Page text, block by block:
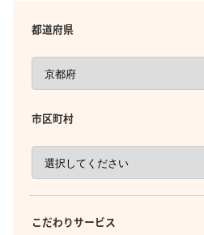
都道府県
市区町村
こだわりサービス